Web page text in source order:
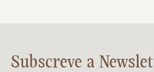
Subscreve a